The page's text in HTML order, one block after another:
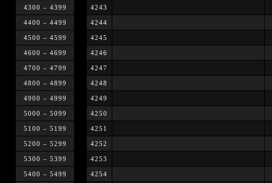
4300 – 4399
4400 – 4499
4500 – 4599
4600 – 4699
4700 – 4799
4800 – 4899
4900 – 4999
5000 – 5099
5100 – 5199
5200 – 5299
5300 – 5399
5400 – 5499
4243
4244
4245
4246
4247
4248
4249
4250
4251
4252
4253
4254